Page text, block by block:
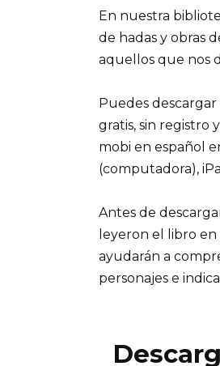
En nuestra
de hadas y obras
aquellos que nos
Puedes
gratis, sin registro
mobi en español
(computadora),
Antes de
leyeron el libro en
ayudarán a
personajes e